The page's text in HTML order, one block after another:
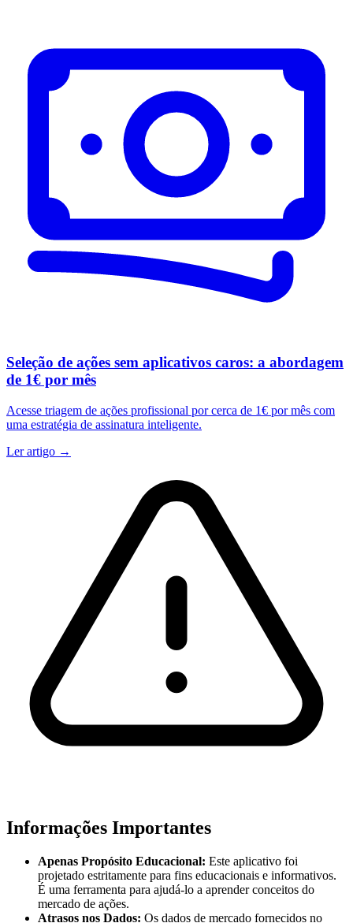
Seleção de ações sem aplicativos caros: a abordagem
de 1€ por mês
Acesse triagem de ações profissional por cerca de 1€ por mês com
uma estratégia de assinatura inteligente.
Ler artigo →
Informações Importantes
Apenas Propósito Educacional: Este aplicativo foi
projetado estritamente para fins educacionais e informativos.
É uma ferramenta para ajudá-lo a aprender conceitos do
mercado de ações.
Atrasos nos Dados: Os dados de mercado fornecidos no